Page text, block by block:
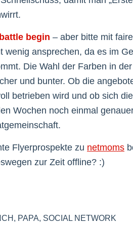
begin – aber bitte mit
ansprechen, da es im
Die Wahl der Farben in
und bunter. Ob die
betrieben wird und ob sich
Wochen noch einmal
Flyerprospekte zu netmoms
zur Zeit offline? :)
, PAPA, SOCIAL NETWORK